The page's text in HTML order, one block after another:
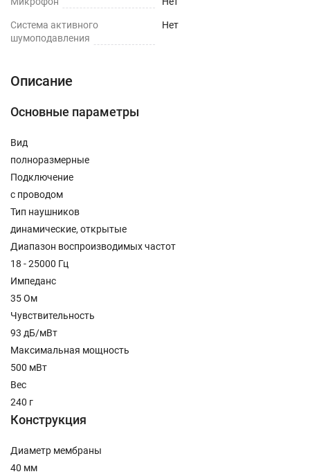
Cистема активного
шумоподавления
Нет
Описание
Основные параметры
Вид
полноразмерные
Подключение
с проводом
Тип наушников
динамические, открытые
Диапазон воспроизводимых частот
18 - 25000 Гц
Импеданс
35 Ом
Чувствительность
93 дБ/мВт
Максимальная мощность
500 мВт
Вес
240 г
Конструкция
Диаметр мембраны
40 мм